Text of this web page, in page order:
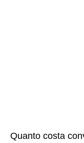
Quanto costa